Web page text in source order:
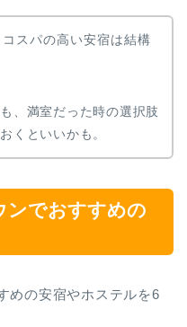
スパの高い安宿は結構
、満室だった時の選択肢
くといいかも。
ンでおすすめの
めの安宿やホステルを6